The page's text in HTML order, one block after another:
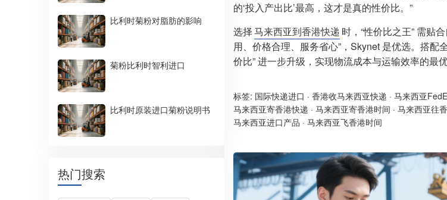
比利时菊粉对脂肪的影响
菊粉比利时智利进口
比利时原装进口菊粉说明书
热门搜索
的‘投入产出比’最高，这才是真的性价比。”
选择马来西亚到香港快递 时，“性价比之王” 需贴
用、价格合理、服务省心”，Skynet 是优选。搭
价比” 进一步升级，实现物流成本与运输效率的最优
标签: 国际快递进口 · 香港收马来西亚快递 · 马来西亚
马来西亚寄香港快递 · 马来西亚寄香港时间 · 马来西亚往
马来西亚进口产品 · 马来西亚飞香港时间